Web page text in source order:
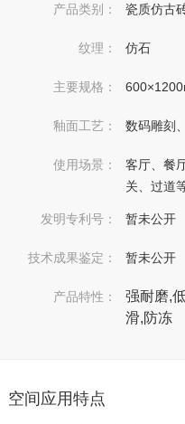
产品类别： 瓷质仿古
纹理： 仿石
主要规格：
釉面工艺： 数码雕刻
使用场景：
客厅、餐
关、过道
发明专利号： 暂未公开
技术成果鉴定： 暂未公开
产品特性：
强耐磨,
滑,防冻
空间应用特点